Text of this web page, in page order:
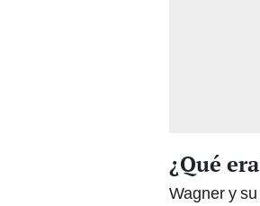
¿Qué
Wagner y